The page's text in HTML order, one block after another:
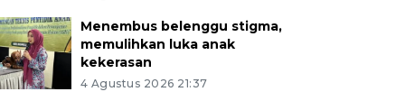
Menembus belenggu stigma,
memulihkan luka anak
kekerasan
4 Agustus 2026 21:37